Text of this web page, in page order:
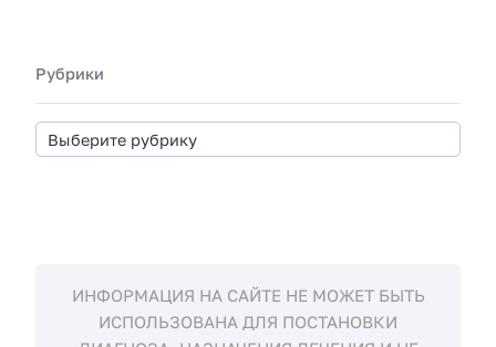
Рубрики
ИНФОРМАЦИЯ НА САЙТЕ НЕ МОЖЕТ БЫТЬ
ИСПОЛЬЗОВАНА ДЛЯ ПОСТАНОВКИ